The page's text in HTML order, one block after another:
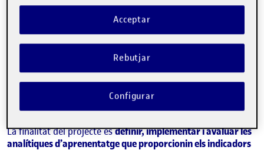
Estudis de Psicologia i Ciències de l'Educació de la UOC
La finalitat del projecte ésdefinir, implementar i avaluar les
analítiques d’aprenentatge que proporcionin els indicadors
Rebutjar
Acceptar
Configurar